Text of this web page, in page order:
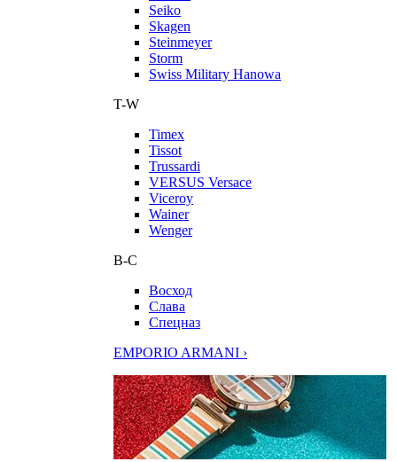
Seiko
Skagen
Steinmeyer
Storm
Swiss Military Hanowa
T-W
Timex
Tissot
Trussardi
VERSUS Versace
Viceroy
Wainer
Wenger
В-С
Восход
Слава
Спецназ
EMPORIO ARMANI ›